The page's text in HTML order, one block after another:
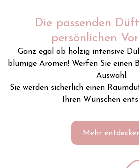
Die passenden
persönlichen
Ganz egal ob holzig intensive
blumige Aromen! Werfen Sie einen
Auswahl:
Sie werden sicherlich einen
Ihren Wünschen
Mehr